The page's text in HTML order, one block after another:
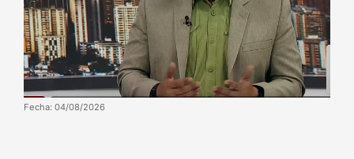
Fecha: 04/08/2026